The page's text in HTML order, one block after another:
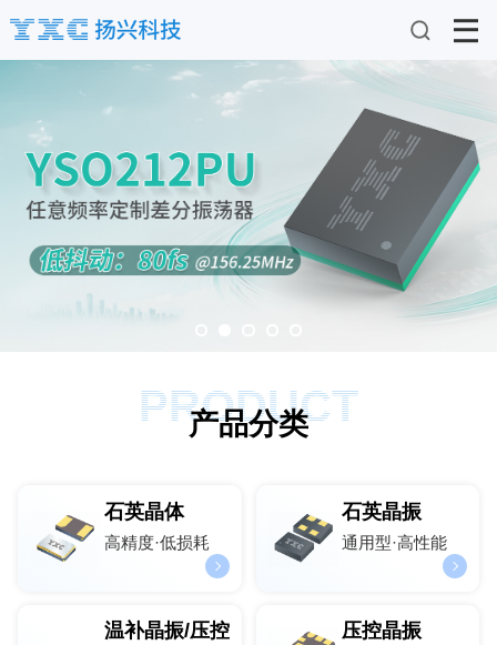
PRODUCT
产品分类
石英晶体
高精度·低损耗
石英晶振
通用型·高性能
温补晶振/压控
压控晶振